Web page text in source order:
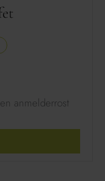
anmelderrost